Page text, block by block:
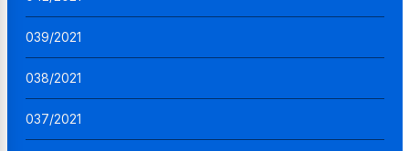
039/2021
038/2021
037/2021